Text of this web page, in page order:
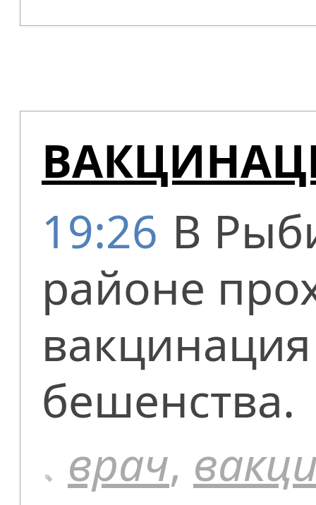
19:26 В
районе
бешенства.
врач,